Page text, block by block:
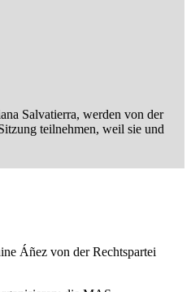
Salvatierra, werden von der
teilnehmen, weil sie und
Áñez von der Rechtspartei